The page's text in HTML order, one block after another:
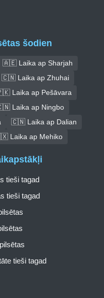
šodien
🇦🇪 Laika ap Sharjah
🇨🇳 Laika ap Zhuhai
Laika ap Pešāvara
Laika ap Ningbo
🇨🇳 Laika ap Dalian
Laika ap Mehiko
tieši tagad
tieši tagad
tieši tagad